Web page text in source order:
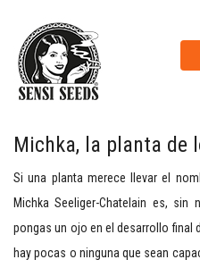
Michka, la planta de
Si una planta merece llevar el
Michka Seeliger-Chatelain es, sin
pongas un ojo en el desarrollo final
hay pocas o ninguna que sean